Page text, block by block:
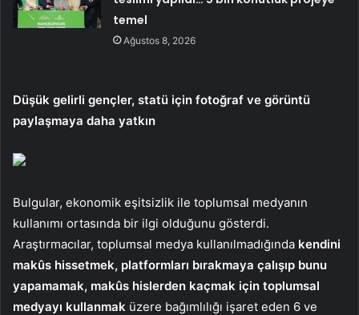
temel
Ağustos 8, 2026
Düşük gelirli gençler, statü için fotoğraf ve görüntü
paylaşmaya daha yatkın
Bulgular, ekonomik eşitsizlik ile toplumsal medyanın
kullanımı ortasında bir ilgi olduğunu gösterdi.
Araştırmacılar, toplumsal medya kullanılmadığında kendini
makûs hissetmek, platformları bırakmaya çalışıp bunu
yapamamak, makûs hislerden kaçmak için toplumsal
medyayı kullanmak üzere bağımlılığı işaret eden 6 ve